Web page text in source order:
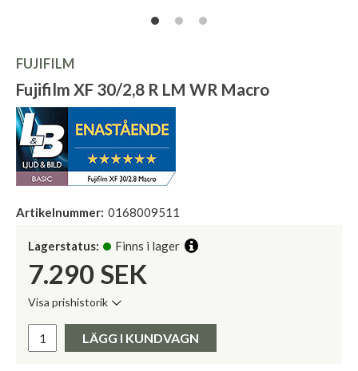
FUJIFILM
Fujifilm XF 30/2,8 R LM WR Macro
Artikelnummer: 0168009511
Lagerstatus: Finns i lager
7.290 SEK
Visa prishistorik
Pris:
LÄGG I KUNDVAGN